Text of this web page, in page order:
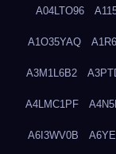
A04LTO96
A1O35YAQ
A3M1L6B2
A4LMC1PF
A6I3WV0B